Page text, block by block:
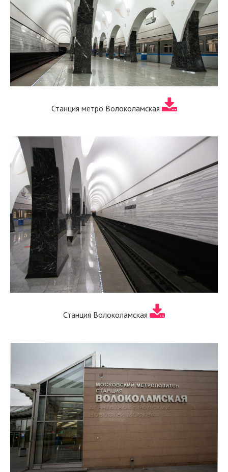
Станция метро Волоколамская
Станция Волоколамская